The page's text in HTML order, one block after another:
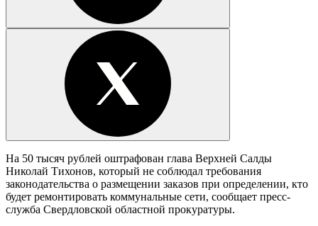
На 50 тысяч рублей оштрафован глава Верхней Салды
Николай Тихонов, который не соблюдал требования
законодательства о размещении заказов при определении, кто
будет ремонтировать коммунальные сети, сообщает пресс-
служба Свердловской областной прокуратуры.